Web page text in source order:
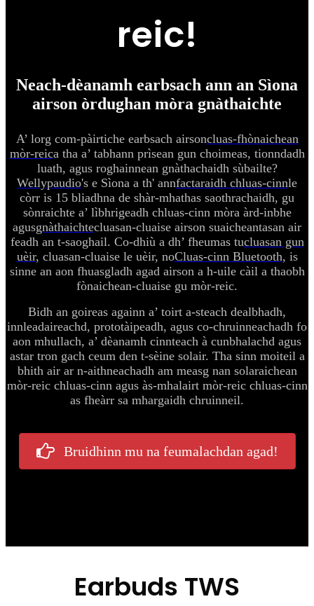
reic!
Neach-dèanamh earbsach ann an Sìona
airson òrdughan mòra gnàthaichte
A’ lorg com-pàirtiche earbsach airsoncluas-fhònaichean
mòr-reica tha a’ tabhann prìsean gun choimeas, tionndadh
luath, agus roghainnean gnàthachaidh sùbailte?
Wellypaudio's e Sìona a th' annfactaraidh chluas-cinnle
còrr is 15 bliadhna de shàr-mhathas saothrachaidh, gu
sònraichte a’ lìbhrigeadh chluas-cinn mòra àrd-inbhe
agusgnàthaichtecluasan-cluaise airson suaicheantasan air
feadh an t-saoghail. Co-dhiù a dh’ fheumas tucluasan gun
uèir, cluasan-cluaise le uèir, noCluas-cinn Bluetooth, is
sinne an aon fhuasgladh agad airson a h-uile càil a thaobh
fònaichean-cluaise gu mòr-reic.
Bidh an goireas againn a’ toirt a-steach dealbhadh,
innleadaireachd, prototàipeadh, agus co-chruinneachadh fo
aon mhullach, a’ dèanamh cinnteach à cunbhalachd agus
astar tron ​​gach ceum den t-sèine solair. Tha sinn moiteil a
bhith air ar n-aithneachadh am measg nan solaraichean
mòr-reic chluas-cinn agus às-mhalairt mòr-reic chluas-cinn
as fheàrr sa mhargaidh chruinneil.
Bruidhinn mu na feumalachdan agad!
Earbuds TWS